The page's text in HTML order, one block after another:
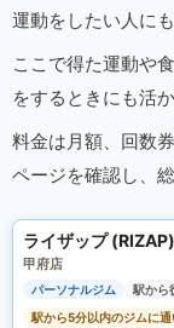
運動をしたい人に
ここで得た運動や
をするときにも活
料金は月額、回数
ページを確認し、
ライザップ (RIZAP)
甲府店
パーソナルジム
駅から
駅から5分以内のジムに通